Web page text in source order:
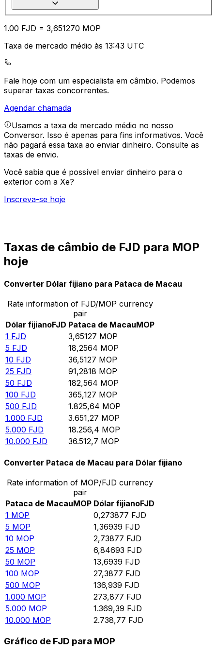
1.00 FJD = 3,651270 MOP
Taxa de mercado médio às 13:43 UTC
Fale hoje com um especialista em câmbio. Podemos
superar taxas concorrentes.
Agendar chamada
Usamos a taxa de mercado médio no nosso
Conversor. Isso é apenas para fins informativos. Você
não pagará essa taxa ao enviar dinheiro. Consulte as
taxas de envio.
Você sabia que é possível enviar dinheiro para o
exterior com a Xe?
Inscreva-se hoje
Taxas de câmbio de FJD para MOP
hoje
Converter Dólar fijiano para Pataca de Macau
Rate information of FJD/MOP currency
pair
Dólar fijianoFJD Pataca de MacauMOP
1 FJD 3,65127 MOP
5 FJD 18,2564 MOP
10 FJD 36,5127 MOP
25 FJD 91,2818 MOP
50 FJD 182,564 MOP
100 FJD 365,127 MOP
500 FJD 1.825,64 MOP
1.000 FJD 3.651,27 MOP
5.000 FJD 18.256,4 MOP
10.000 FJD 36.512,7 MOP
Converter Pataca de Macau para Dólar fijiano
Rate information of MOP/FJD currency
pair
Pataca de MacauMOP Dólar fijianoFJD
1 MOP 0,273877 FJD
5 MOP 1,36939 FJD
10 MOP 2,73877 FJD
25 MOP 6,84693 FJD
50 MOP 13,6939 FJD
100 MOP 27,3877 FJD
500 MOP 136,939 FJD
1.000 MOP 273,877 FJD
5.000 MOP 1.369,39 FJD
10.000 MOP 2.738,77 FJD
Gráfico de FJD para MOP